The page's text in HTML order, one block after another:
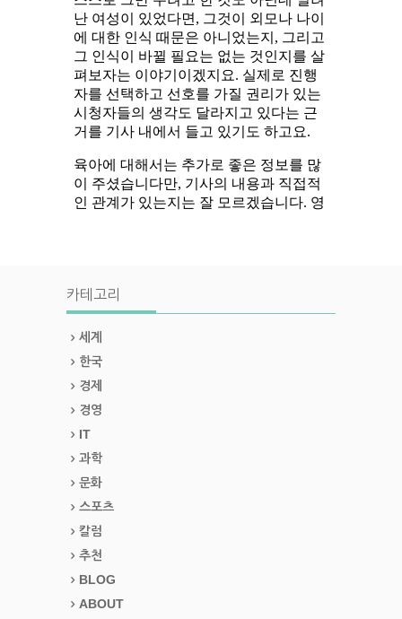
카테고리
세계
한국
경제
경영
IT
과학
문화
스포츠
칼럼
추천
BLOG
ABOUT